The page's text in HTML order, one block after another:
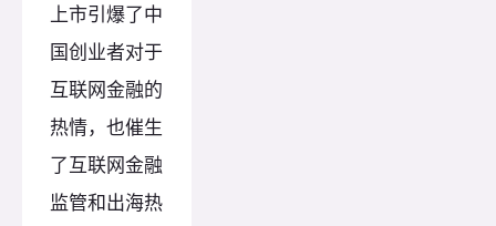
上市引爆了中
国创业者对于
互联网金融的
热情，也催生
了互联网金融
监管和出海热